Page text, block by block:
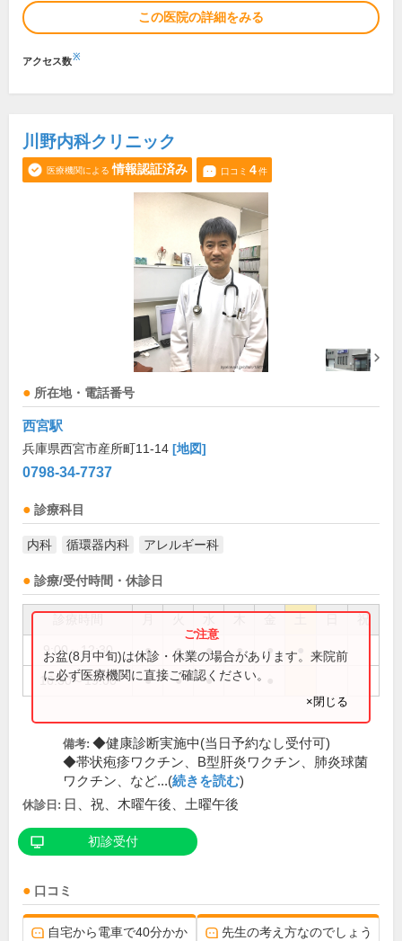
この医院の詳細をみる
アクセス数※
川野内科クリニック
医療機関による 情報認証済み 口コミ 4件
所在地・電話番号
西宮駅
兵庫県西宮市産所町11-14 [地図]
0798-34-7737
診療科目
内科 循環器内科 アレルギー科
診療/受付時間・休診日
祝
9:00～12:30 ● ● ● ● ●
16:30～19:00 ● ● ●
お盆(8月中旬)は休診・休業の場合があります。来院前
に必ず医療機関に直接ご確認ください。
×閉じる
備考: ◆健康診断実施中(当日予約なし受付可)
◆帯状疱疹ワクチン、B型肝炎ワクチン、肺炎球菌
ワクチン、など...(続きを読む)
休診日: 日、祝、木曜午後、土曜午後
初診受付
口コミ
自宅から電車で40分かか
先生の考え方なのでしょう